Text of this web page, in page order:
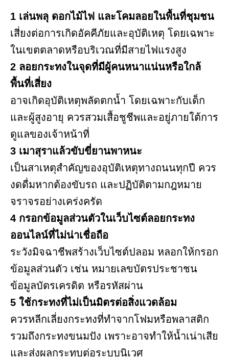
1 เล่นพลุ ดอกไม้ไฟ และโคมลอยในพื้นที่ชุมชน
เสี่ยงต่อการเกิดอัคคีภัยและอุบัติเหตุ โดยเฉพาะ
ในเขตตลาดหรือบริเวณที่มีสายไฟแรงสูง
2 ลอยกระทงในจุดที่มีผู้คนหนาแน่นหรือใกล้
พื้นที่เสี่ยง
อาจเกิดอุบัติเหตุพลัดตกน้ำ โดยเฉพาะกับเด็ก
และผู้สูงอายุ ควรสวมเสื้อชูชีพและอยู่ภายใต้การ
ดูแลของเจ้าหน้าที่
3 เมาสุราแล้วขับขี่ยานพาหนะ
เป็นสาเหตุสำคัญของอุบัติเหตุทางถนนทุกปี ควร
งดดื่มหากต้องขับรถ และปฏิบัติตามกฎหมาย
จราจรอย่างเคร่งครัด
4 กรอกข้อมูลส่วนตัวในเว็บไซต์ลอยกระทง
ออนไลน์ที่ไม่น่าเชื่อถือ
ระวังมิจฉาชีพสร้างเว็บไซต์ปลอม หลอกให้กรอก
ข้อมูลส่วนตัว เช่น หมายเลขบัตรประชาชน
ข้อมูลบัตรเครดิต หรือรหัสผ่าน
5 ใช้กระทงที่ไม่เป็นมิตรต่อสิ่งแวดล้อม
ควรหลีกเลี่ยงกระทงที่ทำจากโฟมหรือพลาสติก
รวมถึงกระทงขนมปัง เพราะอาจทำให้น้ำเน่าเสีย
และส่งผลกระทบต่อระบบนิเวศ